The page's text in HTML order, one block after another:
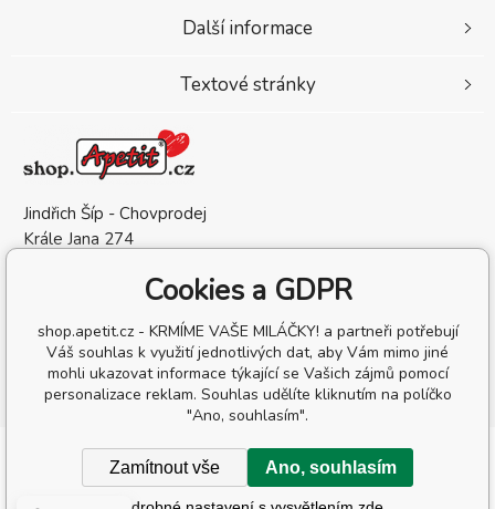
Jindřich Šíp - Chovprodej
Krále Jana 274
Česká Republika
DIČ: CZ6905302162
Další informace
Textové stránky
Copyright © 2026 Jindřich Šíp - Chovprodej
Všechna práva vyhrazena.
Cookies a GDPR
shop.apetit.cz - KRMÍME VAŠE MILÁČKY! a partneři potřebují
Váš souhlas k využití jednotlivých dat, aby Vám mimo jiné
mohli ukazovat informace týkající se Vašich zájmů pomocí
personalizace reklam. Souhlas udělíte kliknutím na políčko
"Ano, souhlasím".
Zamítnout vše Ano, souhlasím